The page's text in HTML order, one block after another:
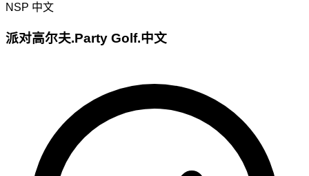
NSP 中文
派对高尔夫.Party Golf.中文